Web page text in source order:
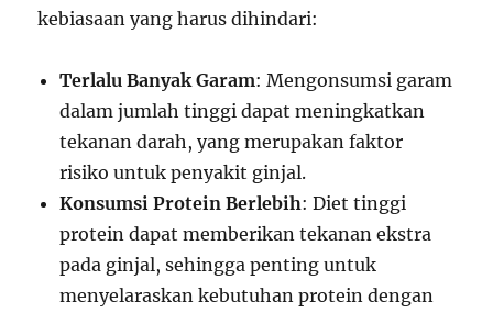
kebiasaan yang harus dihindari:
Terlalu Banyak Garam: Mengonsumsi garam
dalam jumlah tinggi dapat meningkatkan
tekanan darah, yang merupakan faktor
risiko untuk penyakit ginjal.
Konsumsi Protein Berlebih: Diet tinggi
protein dapat memberikan tekanan ekstra
pada ginjal, sehingga penting untuk
menyelaraskan kebutuhan protein dengan